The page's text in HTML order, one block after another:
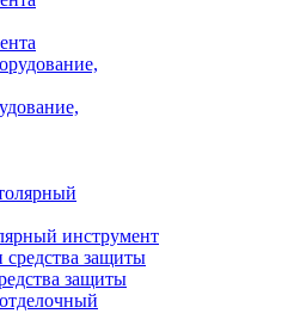
инструмент
защиты